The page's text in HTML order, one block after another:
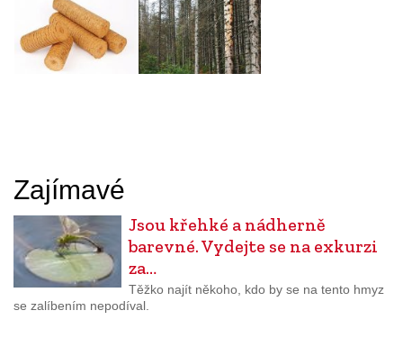
Zajímavé
Jsou křehké a nádherně
barevné. Vydejte se na exkurzi
za…
Těžko najít někoho, kdo by se na tento hmyz
se zalíbením nepodíval.